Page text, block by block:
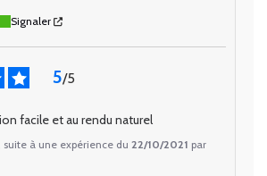
Signaler
5/5
facile et au rendu naturel
, suite à une expérience du 22/10/2021 par